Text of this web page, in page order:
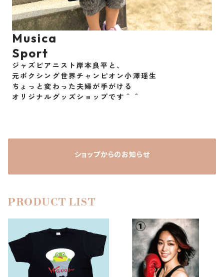
Musica
ジャズピアニスト岸本良平と、
元ボクシング世界チャンピオン小澤瑶生
ちょっと変わった夫婦が手がける
ショップからのお知らせ
PRODUCT LIST